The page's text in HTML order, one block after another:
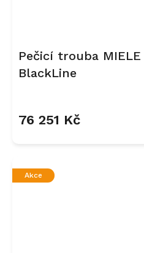
Pečicí trouba MIELE
BlackLine
76 251 Kč
Akce